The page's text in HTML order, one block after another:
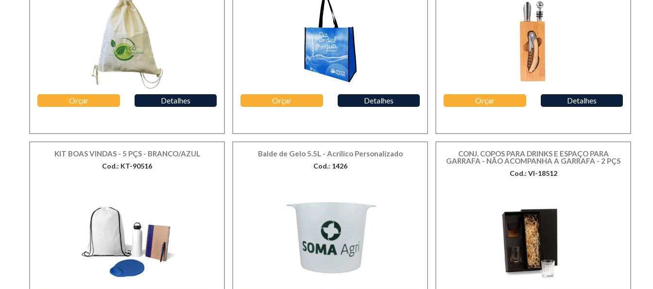
Orçar Detalhes Orçar Detalhes Orçar Detalhes
KIT BOAS VINDAS - 5 PÇS - BRANCO/AZUL
Cod.: KT-90516
Balde de Gelo 5.5L - Acrílico Personalizado
Cod.: 1426
CONJ. COPOS PARA DRINKS E ESPAÇO PARA
GARRAFA - NÃO ACOMPANHA A GARRAFA - 2 PÇS
Cod.: VI-18512